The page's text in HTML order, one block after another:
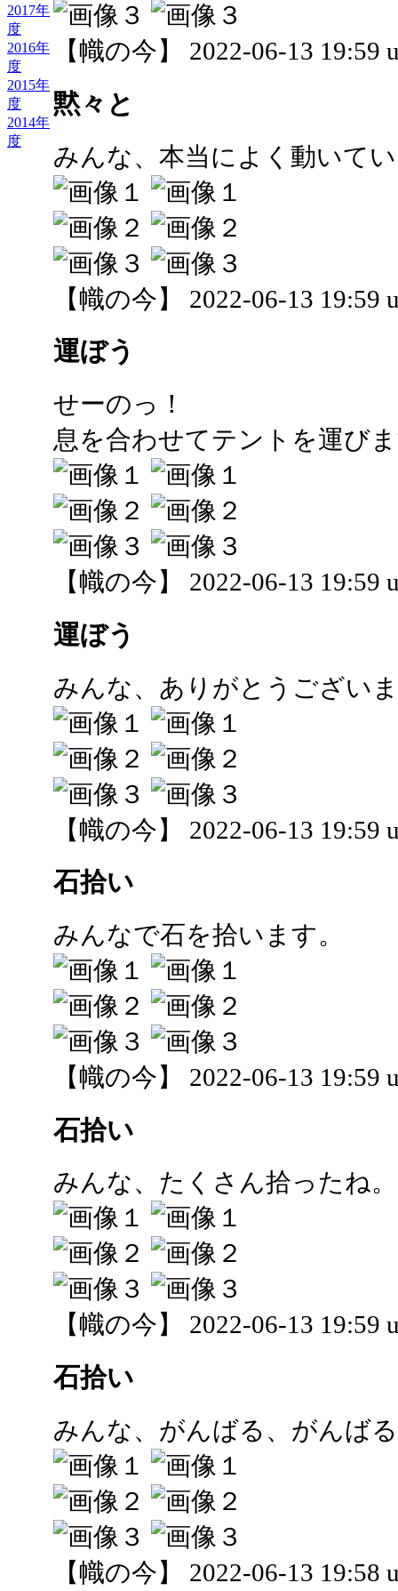
2017年
度
2016年
度
2015年
度
2014年
度
【幟の今】 2022-06-13 19:59
黙々と
みんな、本当によく動いて
【幟の今】 2022-06-13 19:59
運ぼう
せーのっ！
息を合わせてテントを運び
【幟の今】 2022-06-13 19:59
運ぼう
みんな、ありがとうござい
【幟の今】 2022-06-13 19:59
石拾い
みんなで石を拾います。
【幟の今】 2022-06-13 19:59
石拾い
みんな、たくさん拾ったね。
【幟の今】 2022-06-13 19:59
石拾い
みんな、がんばる、がんば
【幟の今】 2022-06-13 19:58